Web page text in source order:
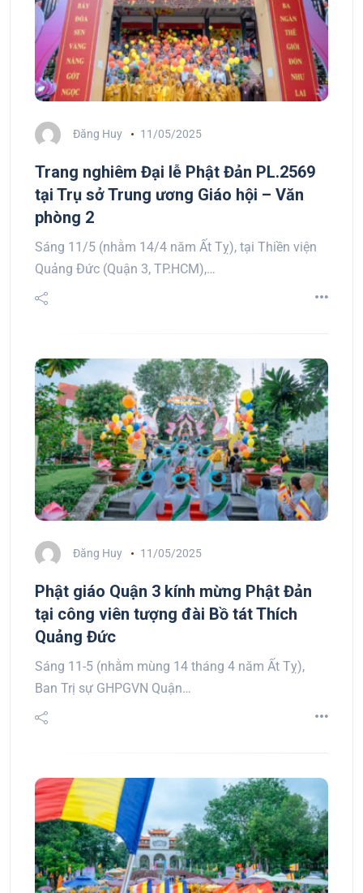
Đăng Huy 11/05/2025
Trang nghiêm Đại lễ Phật Đản PL.2569
tại Trụ sở Trung ương Giáo hội – Văn
phòng 2
Sáng 11/5 (nhằm 14/4 năm Ất Tỵ), tại Thiền viện
Quảng Đức (Quận 3, TP.HCM),…
Đăng Huy 11/05/2025
Phật giáo Quận 3 kính mừng Phật Đản
tại công viên tượng đài Bồ tát Thích
Quảng Đức
Sáng 11-5 (nhằm mùng 14 tháng 4 năm Ất Tỵ),
Ban Trị sự GHPGVN Quận…